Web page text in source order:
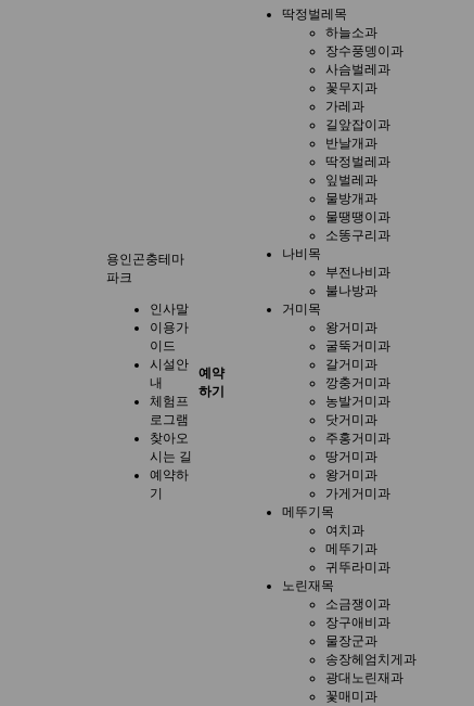
용인곤충테마
파크
인사말
이용가
이드
시설안
내
체험프
로그램
찾아오
시는 길
예약하
기
예약
하기
딱정벌레목
하늘소과
장수풍뎅이과
사슴벌레과
꽃무지과
가레과
길앞잡이과
반날개과
딱정벌레과
잎벌레과
물방개과
물땡땡이과
소똥구리과
나비목
부전나비과
불나방과
거미목
왕거미과
굴뚝거미과
갈거미과
깡충거미과
농발거미과
닷거미과
주홍거미과
땅거미과
왕거미과
가게거미과
메뚜기목
여치과
메뚜기과
귀뚜라미과
노린재목
소금쟁이과
장구애비과
물장군과
송장헤엄치게과
광대노린재과
꽃매미과